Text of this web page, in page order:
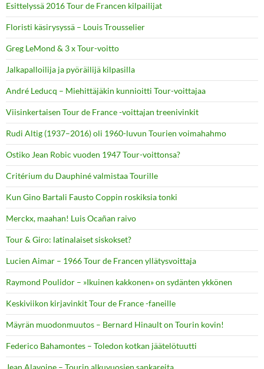
Esittelyssä 2016 Tour de Francen kilpailijat
Floristi käsirysyssä – Louis Trousselier
Greg LeMond & 3 x Tour-voitto
Jalkapalloilija ja pyöräilijä kilpasilla
André Leducq – Miehittäjäkin kunnioitti Tour-voittajaa
Viisinkertaisen Tour de France -voittajan treenivinkit
Rudi Altig (1937–2016) oli 1960-luvun Tourien voimahahmo
Ostiko Jean Robic vuoden 1947 Tour-voittonsa?
Critérium du Dauphiné valmistaa Tourille
Kun Gino Bartali Fausto Coppin roskiksia tonki
Merckx, maahan! Luis Ocañan raivo
Tour & Giro: latinalaiset siskokset?
Lucien Aimar – 1966 Tour de Francen yllätysvoittaja
Raymond Poulidor – »Ikuinen kakkonen» on sydänten ykkönen
Keskiviikon kirjavinkit Tour de France -faneille
Mäyrän muodonmuutos – Bernard Hinault on Tourin kovin!
Federico Bahamontes – Toledon kotkan jäätelötuutti